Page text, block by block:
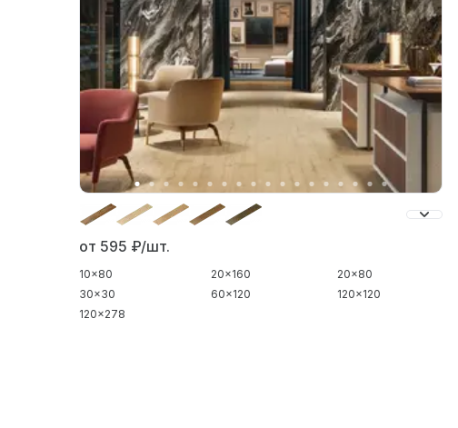
от 595 ₽/шт.
10x80 20x160
20x80
30x30
60x120
120x120
120x278